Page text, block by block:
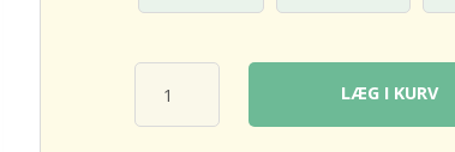
LÆG I KURV